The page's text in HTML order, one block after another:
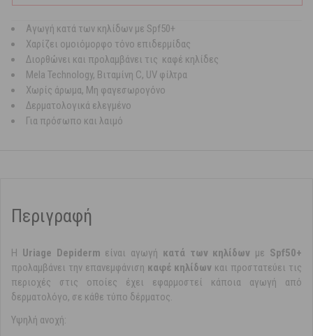
Αγωγή κατά των κηλίδων με Spf50+
Χαρίζει ομοιόμορφο τόνο επιδερμίδας
Διορθώνει και προλαμβάνει τις καφέ κηλίδες
Mela Technology, Βιταμίνη C, UV φίλτρα
Χωρίς άρωμα, Μη φαγεσωρογόνο
Δερματολογικά ελεγμένο
Για πρόσωπο και λαιμό
Περιγραφή
Η Uriage Depiderm είναι αγωγή κατά των κηλίδων με Spf50+
προλαμβάνει την επανεμφάνιση καφέ κηλίδων και προστατεύει τις
περιοχές στις οποίες έχει εφαρμοστεί κάποια αγωγή από
δερματολόγο, σε κάθε τύπο δέρματος.
Υψηλή ανοχή: